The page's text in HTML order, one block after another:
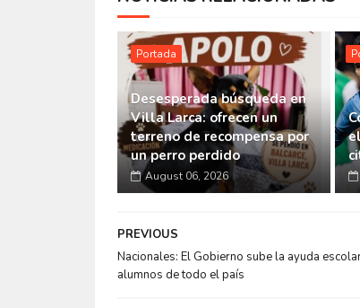
Portada
Desesperada búsqueda en
Villa Larca: ofrecen un
terreno de recompensa por
un perro perdido
August 06, 2026
PREVIOUS
Nacionales: El Gobierno sube la ayuda
alumnos de todo el país